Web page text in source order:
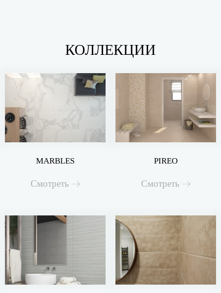
КОЛЛЕКЦИИ
MARBLES
Смотреть
PIREO
Смотреть